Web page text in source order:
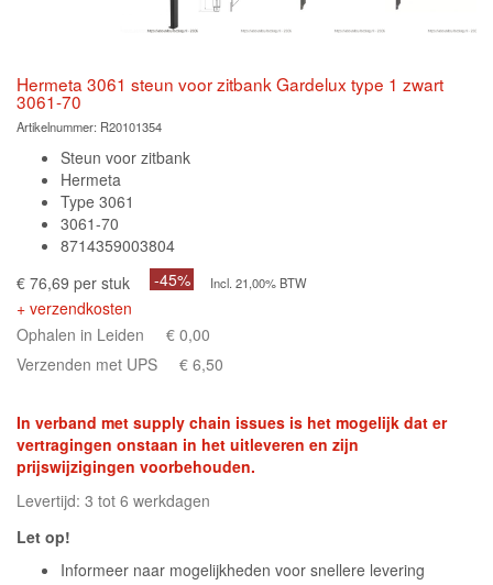
Hermeta 3061 steun voor zitbank Gardelux type 1 zwart
3061-70
Artikelnummer: R20101354
Steun voor zitbank
Hermeta
Type 3061
3061-70
8714359003804
€ 76,69 per stuk
-45% Incl. 21,00% BTW
+ verzendkosten
Ophalen in Leiden
€ 0,00
Verzenden met UPS
€ 6,50
In verband met supply chain issues is het mogelijk dat er
vertragingen onstaan in het uitleveren en zijn
prijswijzigingen voorbehouden.
Levertijd: 3 tot 6 werkdagen
Let op!
Informeer naar mogelijkheden voor snellere levering